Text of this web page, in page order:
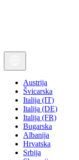
Austrija
Švicarska
Italija (IT)
Italija (DE)
Italija (FR)
Bugarska
Albanija
Hrvatska
Srbija